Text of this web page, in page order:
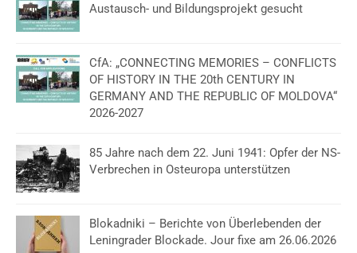
Austausch- und Bildungsprojekt gesucht
CfA: „CONNECTING MEMORIES – CONFLICTS
OF HISTORY IN THE 20th CENTURY IN
GERMANY AND THE REPUBLIC OF MOLDOVA“
2026-2027
85 Jahre nach dem 22. Juni 1941: Opfer der NS-
Verbrechen in Osteuropa unterstützen
Blokadniki – Berichte von Überlebenden der
Leningrader Blockade. Jour fixe am 26.06.2026